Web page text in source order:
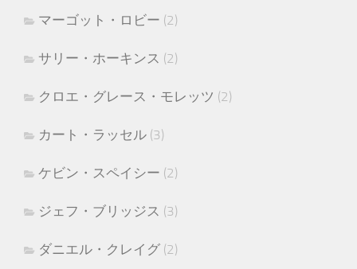
マーゴット・ロビー (2)
サリー・ホーキンス (2)
クロエ・グレース・モレッツ (2)
カート・ラッセル (3)
ケビン・スペイシー (2)
ジェフ・ブリッジス (3)
ダニエル・クレイグ (2)